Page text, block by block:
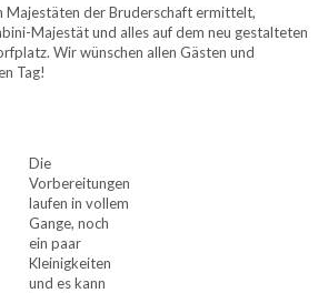
Majestäten der Bruderschaft ermittelt,
Majestät und alles auf dem neu gestalteten
Wir wünschen allen Gästen und
Tag!
Die
Vorbereitungen
laufen in vollem
Gange, noch
ein paar
Kleinigkeiten
und es kann